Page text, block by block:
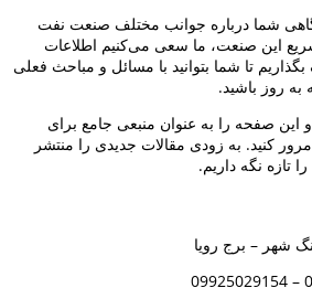
آگاهی شما درباره جوانب مختلف صنعت نفت
این صنعت، ما سعی می‌کنیم اطلاعات
تا شما بتوانید با مسائل و مباحث فعلی
روز باشید.
این صفحه را به عنوان منبعی جامع برای
کنید. به زودی مقالات جدیدی را منتشر
تازه نگه داریم.
شهر – برج رویا